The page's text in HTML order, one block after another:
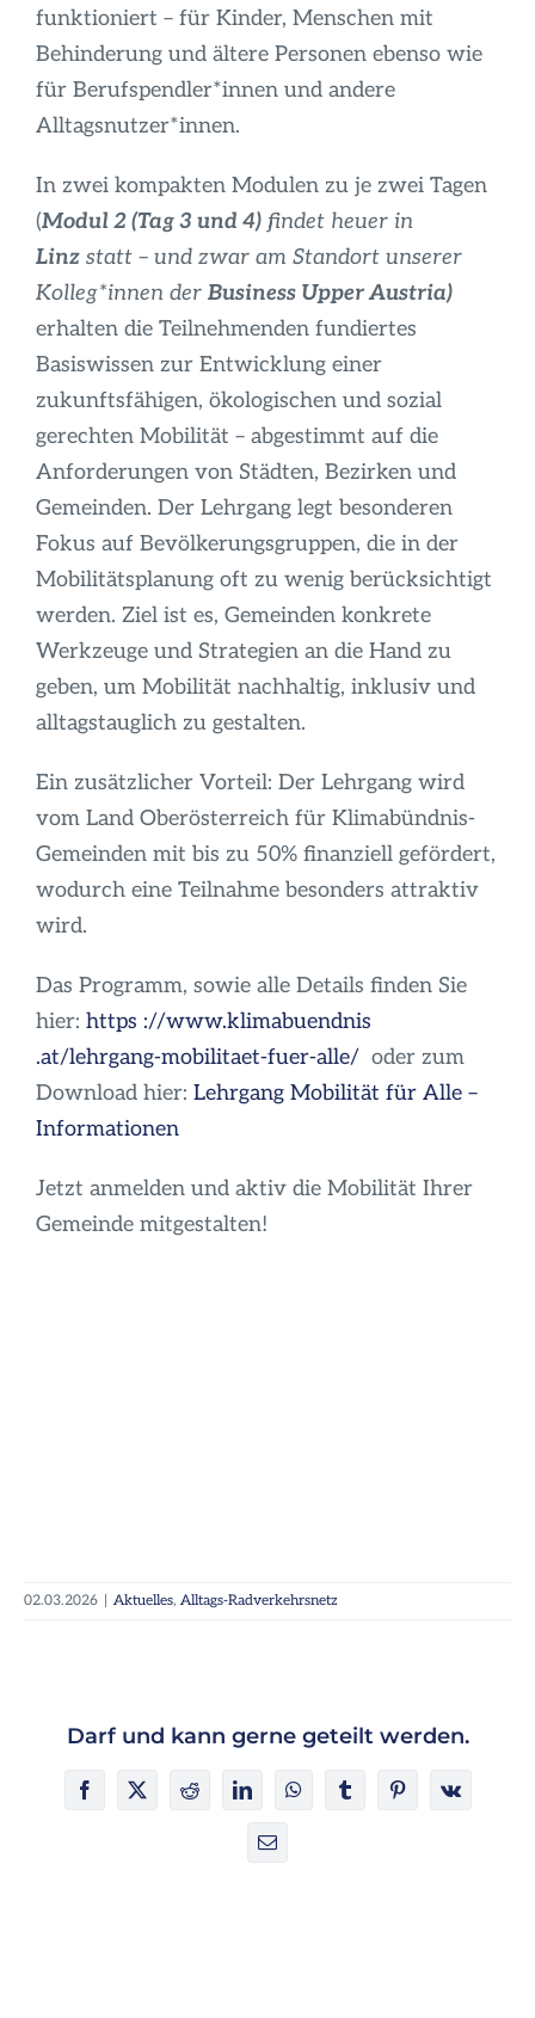
funktioniert – für Kinder, Menschen mit
Behinderung und ältere Personen ebenso wie
für Berufspendler*innen und andere
Alltagsnutzer*innen.
In zwei kompakten Modulen zu je zwei Tagen
(Modul 2 (Tag 3 und 4)findet heuer in
Linzstatt – und zwar am Standort unserer
Kolleg*innen der Business Upper Austria)
erhalten die Teilnehmenden fundiertes
Basiswissen zur Entwicklung einer
zukunftsfähigen, ökologischen und sozial
gerechten Mobilität – abgestimmt auf die
Anforderungen von Städten, Bezirken und
Gemeinden. Der Lehrgang legt besonderen
Fokus auf Bevölkerungsgruppen, die in der
Mobilitätsplanung oft zu wenig berücksichtigt
werden. Ziel ist es, Gemeinden konkrete
Werkzeuge und Strategien an die Hand zu
geben, um Mobilität nachhaltig, inklusiv und
alltagstauglich zu gestalten.
Ein zusätzlicher Vorteil: Der Lehrgang wird
vom Land Oberösterreich für Klimabündnis-
Gemeinden mit bis zu 50% finanziell gefördert,
wodurch eine Teilnahme besonders attraktiv
wird.
Das Programm, sowie alle Details finden Sie
hier: https ://www.klimabuendnis
.at/lehrgang-mobilitaet-fuer-alle/oder zum
Download hier: Lehrgang Mobilität für Alle –
Informationen
Jetzt anmelden und aktiv die Mobilität Ihrer
Gemeinde mitgestalten!
02.03.2026 | Aktuelles, Alltags-Radverkehrsnetz
Darf und kann gerne geteilt werden.
Facebook
X RedditLinkedInWhatsAppTumblrPinterest
Vk
E-
Mail